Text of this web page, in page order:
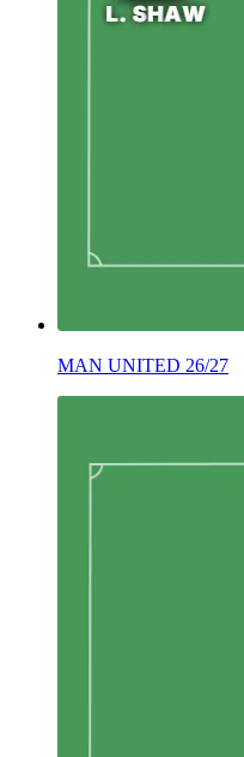
MAN UNITED 26/27